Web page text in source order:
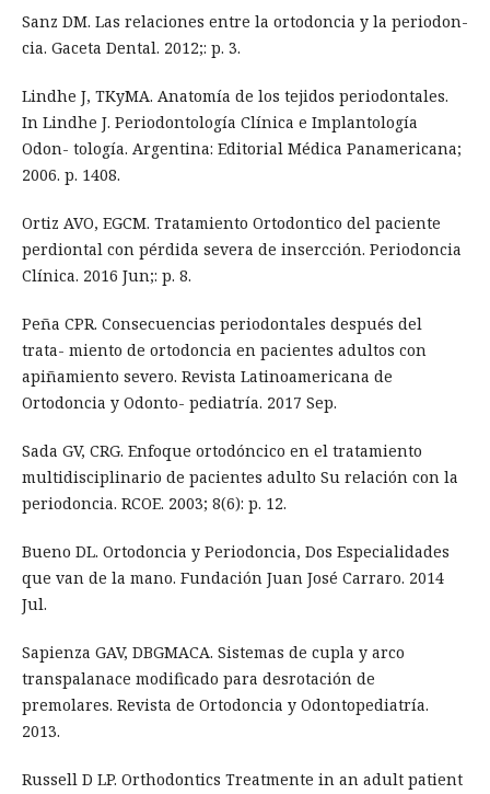
Sanz DM. Las relaciones entre la ortodoncia y la periodon-
cia. Gaceta Dental. 2012;: p. 3.
Lindhe J, TKyMA. Anatomía de los tejidos periodontales.
In Lindhe J. Periodontología Clínica e Implantología
Odon- tología. Argentina: Editorial Médica Panamericana;
2006. p. 1408.
Ortiz AVO, EGCM. Tratamiento Ortodontico del paciente
perdiontal con pérdida severa de insercción. Periodoncia
Clínica. 2016 Jun;: p. 8.
Peña CPR. Consecuencias periodontales después del
trata- miento de ortodoncia en pacientes adultos con
apiñamiento severo. Revista Latinoamericana de
Ortodoncia y Odonto- pediatría. 2017 Sep.
Sada GV, CRG. Enfoque ortodóncico en el tratamiento
multidisciplinario de pacientes adulto Su relación con la
periodoncia. RCOE. 2003; 8(6): p. 12.
Bueno DL. Ortodoncia y Periodoncia, Dos Especialidades
que van de la mano. Fundación Juan José Carraro. 2014
Jul.
Sapienza GAV, DBGMACA. Sistemas de cupla y arco
transpalanace modificado para desrotación de
premolares. Revista de Ortodoncia y Odontopediatría.
2013.
Russell D LP. Orthodontics Treatmente in an adult patient